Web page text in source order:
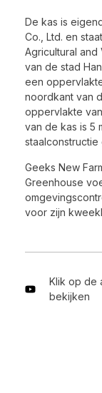
De kas is
Co., Ltd. en
Agricultural and
van de stad
een
noordkant van
oppervlakte
van de kas is 5
staalconstructie
Geeks New
Greenhouse
voor zijn
Klik op de
bekijken